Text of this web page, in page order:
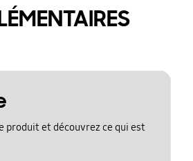
produit et découvrez ce qui est